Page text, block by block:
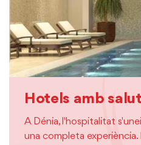
Hotels amb
A Dénia, l'hospitalitat
una completa experiència.